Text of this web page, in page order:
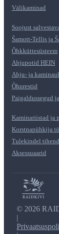
Välikaminad
Soojust
Šamott-Tellis ja
Õhkküttesüsteem
Ahjupotid HEIN
Ahju- ja
Õhurestid
Paigaldussegud
Kaminariistad ja
Korstnapühkija
Tulekindel
Aksessuaarid
© 2026
|